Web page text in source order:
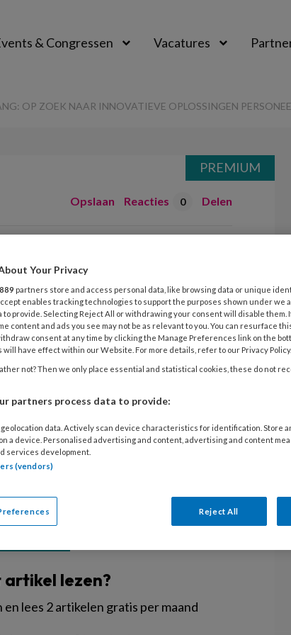
& Congressen Vacatures
OP ZOEK NAAR INNOVATIEVE OPLOSSINGEN
Opslaan Reacties 0 Delen
op
tijdens een hackathon op zoek gegaan
oplossingen voor het
Medewerkers uit de kinderopvang,
van Kinderopvang werkt! aan het
oplossingen te komen.
lezen?
lees 2 artikelen gratis per maand
PREMIUM
Your Privacy
889 partners store and access personal data, like browsing data or unique
enables tracking technologies to support the purposes shown under we
to provide. Selecting Reject All or withdrawing your consent will disable them.
content and ads you see may not be as relevant to you. You can resurface
consent at any time by clicking the Manage Preferences link on the
will have effect within our Website. For more details, refer to our Privacy Policy.
not? Then we only place essential and statistical cookies, these do not
partners process data to provide:
data. Actively scan device characteristics for identification. Store
a device. Personalised advertising and content, advertising and content
services development.
(vendors)
Reject All